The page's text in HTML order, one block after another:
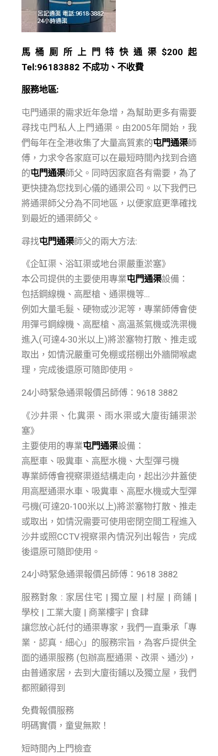
馬桶厠所上門特快通渠$200起
Tel:96183882 不成功、不收費
服務地區:
屯門通渠的需求近年急增，為幫助更多有需要
尋找屯門私人上門通渠。由2005年開始，我
們每年在全港收集了大量高質素的屯門通渠師
傅，力求令各家庭可以在最短時間內找到合適
的屯門通渠師父。同時因家庭各有需要，為了
更快捷為您找到心儀的通渠公司。以下我們已
將通渠師父分為不同地區，以便家庭更準確找
到最近的通渠師父。
尋找屯門通渠師父的兩大方法:
《企缸渠、浴缸渠或地台渠嚴重淤塞》
本公司提供的主要使用專業屯門通渠設備：
包括鋼線機、高壓槍、通渠機等…
例如大量毛髮、硬物或沙泥等，專業師傅會使
用彈弓鋼線機、高壓槍、高溫蒸氣機或洗渠機
進入(可達4-30米以上)將淤塞物打散、推走或
取出，如情況嚴重可免棚或搭棚出外牆開喉處
理，完成後還原可隨即使用。
24小時緊急通渠報價呂師傅：9618 3882
《沙井渠、化糞渠、雨水渠或大廈街鋪渠淤
塞》
主要使用的專業屯門通渠設備：
高壓車、吸糞車、高壓水機、大型彈弓機
專業師傅會視察渠道結構走向，起出沙井蓋使
用高壓通渠水車、吸糞車、高壓水機或大型彈
弓機(可達20-100米以上)將淤塞物打散、推走
或取出，如情況需要可使用密閉空間工程進入
沙井或照CCTV視察渠內情況列出報告，完成
後還原可隨即使用。
24小時緊急通渠報價呂師傅：9618 3882
服務對象 : 家居住宅 | 獨立屋 | 村屋 | 商鋪 |
學校 | 工業大廈 | 商業樓宇 | 食肆
讓您放心託付的通渠專家，我們一直秉承「專
業．認真．細心」的服務宗旨，為客戶提供全
面的通渠服務 (包辦高壓通渠、改渠、通沙)，
由普通家居，去到大廈街鋪以及獨立屋，我們
都照顧得到
免費報價服務
明碼實價，童叟無欺！
短時間內上門檢查